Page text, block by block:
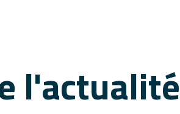
l'actualité